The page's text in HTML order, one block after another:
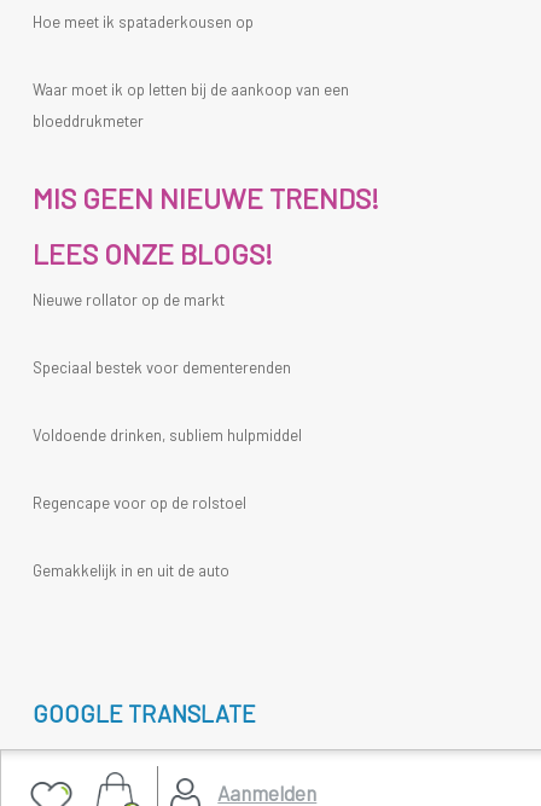
Aanmelden
Hoe meet ik spataderkousen op
Waar moet ik op letten bij de aankoop van een
bloeddrukmeter
MIS GEEN NIEUWE TRENDS!
LEES ONZE BLOGS!
Nieuwe rollator op de markt
Speciaal bestek voor dementerenden
Voldoende drinken, subliem hulpmiddel
Regencape voor op de rolstoel
Gemakkelijk in en uit de auto
GOOGLE TRANSLATE
Select Language